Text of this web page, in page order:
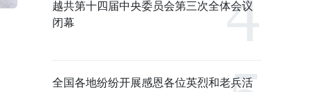
越共第十四届中央委员会第三次全体会议
闭幕
全国各地纷纷开展感恩各位英烈和老兵活